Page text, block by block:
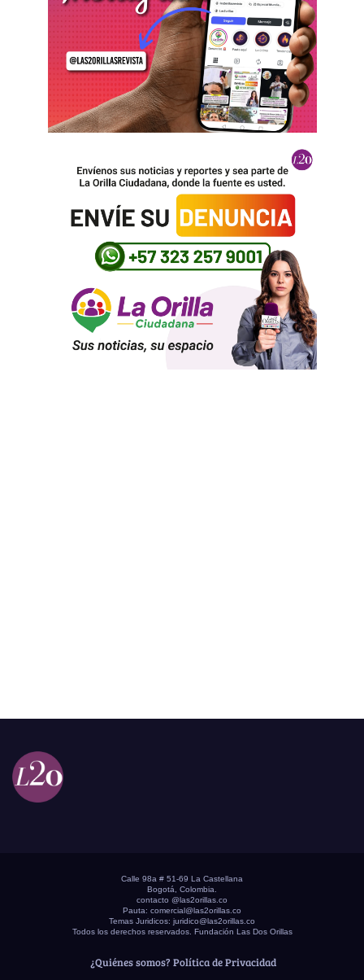
Calle 98a # 51-69 La Castellana
Bogotá, Colombia.
contacto @las2orillas.co
Pauta: comercial@las2orillas.co
Temas Juridicos: juridico@las2orillas.co
Todos los derechos reservados. Fundación Las Dos Orillas
¿Quiénes somos? Política de Privacidad